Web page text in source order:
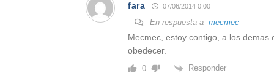
fara 07/06/2014 0:00
En respuesta a mecmec
Mecmec, estoy contigo, a los
obedecer.
0 Responder